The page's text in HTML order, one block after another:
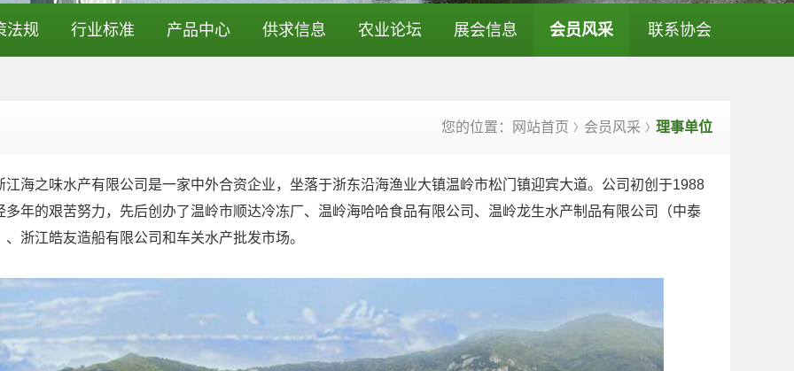
法规 行业标准 产品中心 供求信息 农业论坛 展会信息 会员风采 联系协会
您的位置：网站首页 〉 会员风采 〉 理事单位
之味水产有限公司是一家中外合资企业，坐落于浙东沿海渔业大镇温岭市松门镇迎宾大道。公司初创于1988
多年的艰苦努力，先后创办了温岭市顺达冷冻厂、温岭海哈哈食品有限公司、温岭龙生水产制品有限公司（中泰
、浙江皓友造船有限公司和车关水产批发市场。